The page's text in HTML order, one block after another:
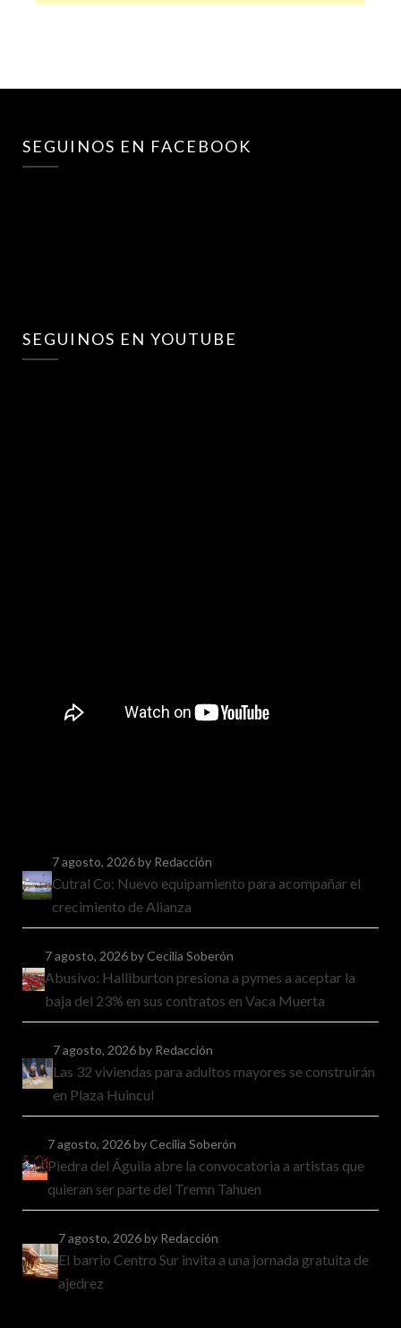
SEGUINOS EN FACEBOOK
SEGUINOS EN YOUTUBE
7 agosto, 2026by Redacción
Cutral Co: Nuevo equipamiento para acompañar el
crecimiento de Alianza
7 agosto, 2026by Cecilia Soberón
Abusivo: Halliburton presiona a pymes a aceptar la
baja del 23% en sus contratos en Vaca Muerta
7 agosto, 2026by Redacción
Las 32 viviendas para adultos mayores se construirán
en Plaza Huincul
7 agosto, 2026by Cecilia Soberón
Piedra del Águila abre la convocatoria a artistas que
quieran ser parte del Tremn Tahuen
7 agosto, 2026by Redacción
El barrio Centro Sur invita a una jornada gratuita de
ajedrez